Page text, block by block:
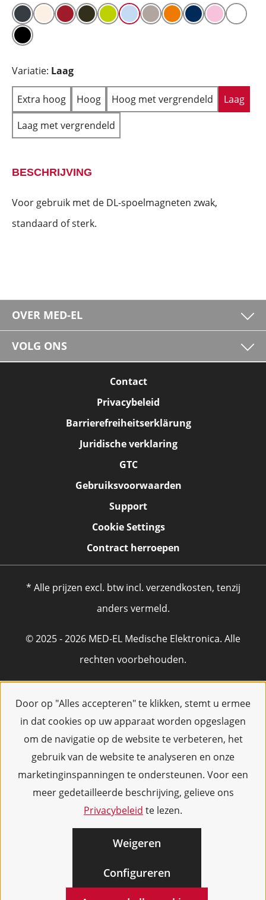
Door op "Alles accepteren" te klikken, stemt u ermee
in dat cookies op uw apparaat worden opgeslagen
om de navigatie op de website te verbeteren, het
gebruik van de website te analyseren en onze
marketinginspanningen te ondersteunen. Voor een
meer gedetailleerde beschrijving, gelieve ons
Privacybeleid te lezen.
Weigeren
Configureren
Variatie: Laag
Extra hoog Hoog Hoog met vergrendeld
Laag
Laag met vergrendeld
BESCHRIJVING
Voor gebruik met de DL-spoelmagneten zwak,
standaard of sterk.
OVER MED-EL
VOLG ONS
Contact
Privacybeleid
Barrierefreiheitserklärung
Juridische verklaring
GTC
Gebruiksvoorwaarden
Support
Cookie Settings
Contract herroepen
* Alle prijzen excl. btw incl. verzendkosten, tenzij
anders vermeld.
© 2025 - 2026 MED-EL Medische Elektronica. Alle
rechten voorbehouden.